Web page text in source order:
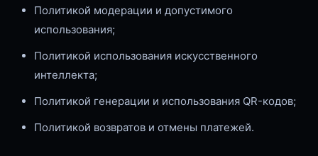
Политикой модерации и допустимого
использования;
Политикой использования искусственного
интеллекта;
Политикой генерации и использования QR-кодов;
Политикой возвратов и отмены платежей.